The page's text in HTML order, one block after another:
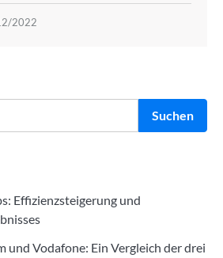
2022
Suchen
Effizienzsteigerung und
und Vodafone: Ein Vergleich der drei